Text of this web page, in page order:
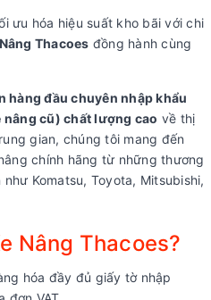
ưu hóa hiệu suất kho bãi với chi
Thacoes đồng hành cùng
hàng đầu chuyên nhập khẩu
cũ) chất lượng cao về thị
gian, chúng tôi mang đến
chính hãng từ những thương
Komatsu, Toyota, Mitsubishi,
Nâng Thacoes?
hóa đầy đủ giấy tờ nhập